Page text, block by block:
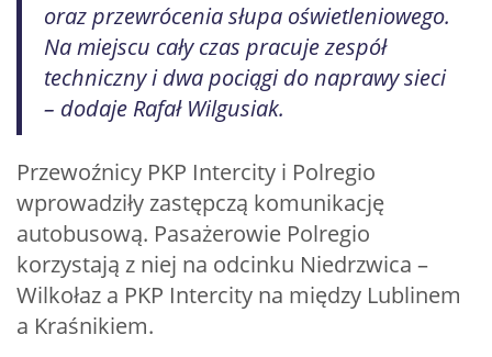
oraz przewrócenia słupa oświetleniowego.
Na miejscu cały czas pracuje zespół
techniczny i dwa pociągi do naprawy sieci
– dodaje Rafał Wilgusiak.
Przewoźnicy PKP Intercity i Polregio
wprowadziły zastępczą komunikację
autobusową. Pasażerowie Polregio
korzystają z niej na odcinku Niedrzwica –
Wilkołaz a PKP Intercity na między Lublinem
a Kraśnikiem.